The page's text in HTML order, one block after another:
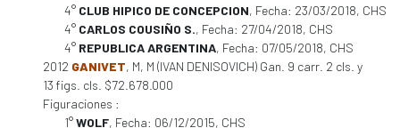
4° CLUB HIPICO DE CONCEPCION, Fecha: 23/03/2018, CHS
4° CARLOS COUSIÑO S., Fecha: 27/04/2018, CHS
4° REPUBLICA ARGENTINA, Fecha: 07/05/2018, CHS
2012 GANIVET, M, M (IVAN DENISOVICH) Gan. 9 carr. 2 cls. y
13 figs. cls. $72.678.000
Figuraciones :
1°WOLF, Fecha: 06/12/2015, CHS